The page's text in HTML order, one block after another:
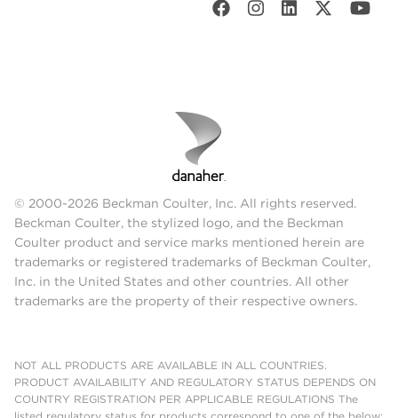
© 2000-2026 Beckman Coulter, Inc. All rights reserved.
Beckman Coulter, the stylized logo, and the Beckman
Coulter product and service marks mentioned herein are
trademarks or registered trademarks of Beckman Coulter,
Inc. in the United States and other countries. All other
trademarks are the property of their respective owners.
NOT ALL PRODUCTS ARE AVAILABLE IN ALL COUNTRIES.
PRODUCT AVAILABILITY AND REGULATORY STATUS DEPENDS ON
COUNTRY REGISTRATION PER APPLICABLE REGULATIONS The
listed regulatory status for products correspond to one of the below: